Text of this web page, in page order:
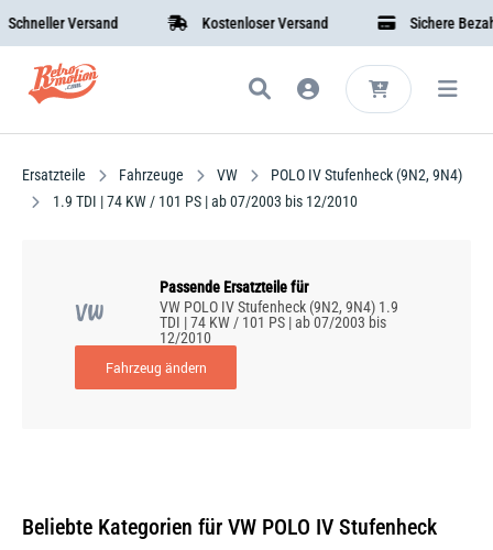
Versand Kostenloser Versand Sichere
Ersatzteile Fahrzeuge VW
POLO IV Stufenheck (9N2, 9N4)
1.9 TDI | 74 KW / 101 PS | ab 07/2003 bis 12/2010
VW
Passende Ersatzteile für
VW POLO IV Stufenheck (9N2, 9N4) 1.9
TDI | 74 KW / 101 PS | ab 07/2003 bis
12/2010
Fahrzeug ändern
Beliebte Kategorien für VW POLO IV Stufenheck